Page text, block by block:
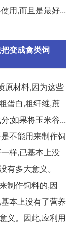
用,而且是最好...
变成禽类饲
原材料,因为这些
蛋白,粗纤维,蔗
;如果将玉米谷...
不能用来制作饲
样,已基本上没
多大意义。
制作饲料的,因
本上没有了营养
义。因此,应利用